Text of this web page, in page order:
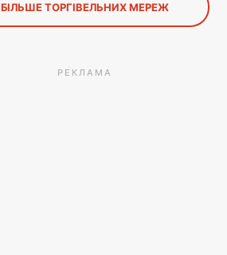
БІЛЬШЕ ТОРГІВЕЛЬНИХ МЕРЕЖ
РЕКЛАМА